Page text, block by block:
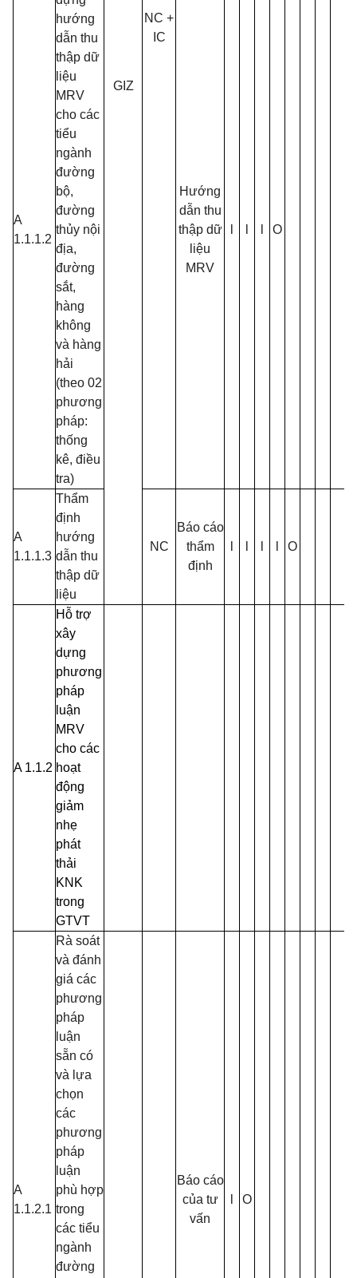
GIZ
NC +
IC
A
1.1.1.2
hướng
dẫn thu
thập dữ
liệu
MRV
cho các
tiểu
ngành
đường
bộ,
đường
thủy nội
địa,
đường
sắt,
hàng
không
và hàng
hải
(theo 02
phương
pháp:
thống
kê, điều
tra)
Hướng
dẫn thu
thập dữ
liệu
MRV
O
A
1.1.1.3
Thẩm
định
hướng
dẫn thu
thập dữ
liệu
NC
Báo cáo
thẩm
định
O
A 1.1.2
Hỗ trợ
xây
dựng
phương
pháp
luận
MRV
cho các
hoạt
động
giảm
nhẹ
phát
thải
KNK
trong
GTVT
A
1.1.2.1
Rà soát
và đánh
giá các
phương
pháp
luận
sẵn có
và lựa
chọn
các
phương
pháp
luận
phù hợp
trong
các tiểu
ngành
đường
Báo cáo
của tư
vấn
O